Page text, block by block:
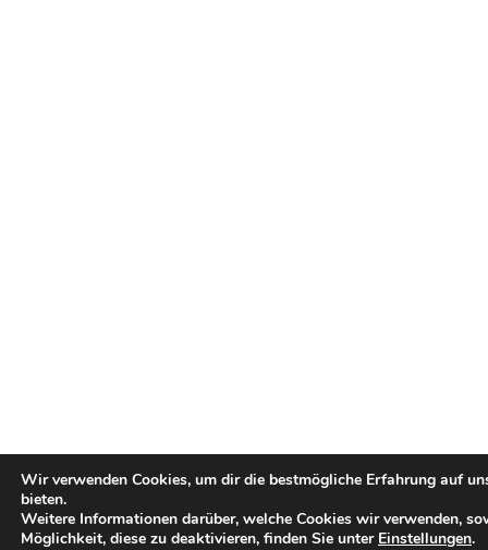
Wir verwenden Cookies, um dir die bestmögliche Erfahrung auf
bieten.
Weitere Informationen darüber, welche Cookies wir verwenden,
Möglichkeit, diese zu deaktivieren, finden Sie unter Einstellungen.